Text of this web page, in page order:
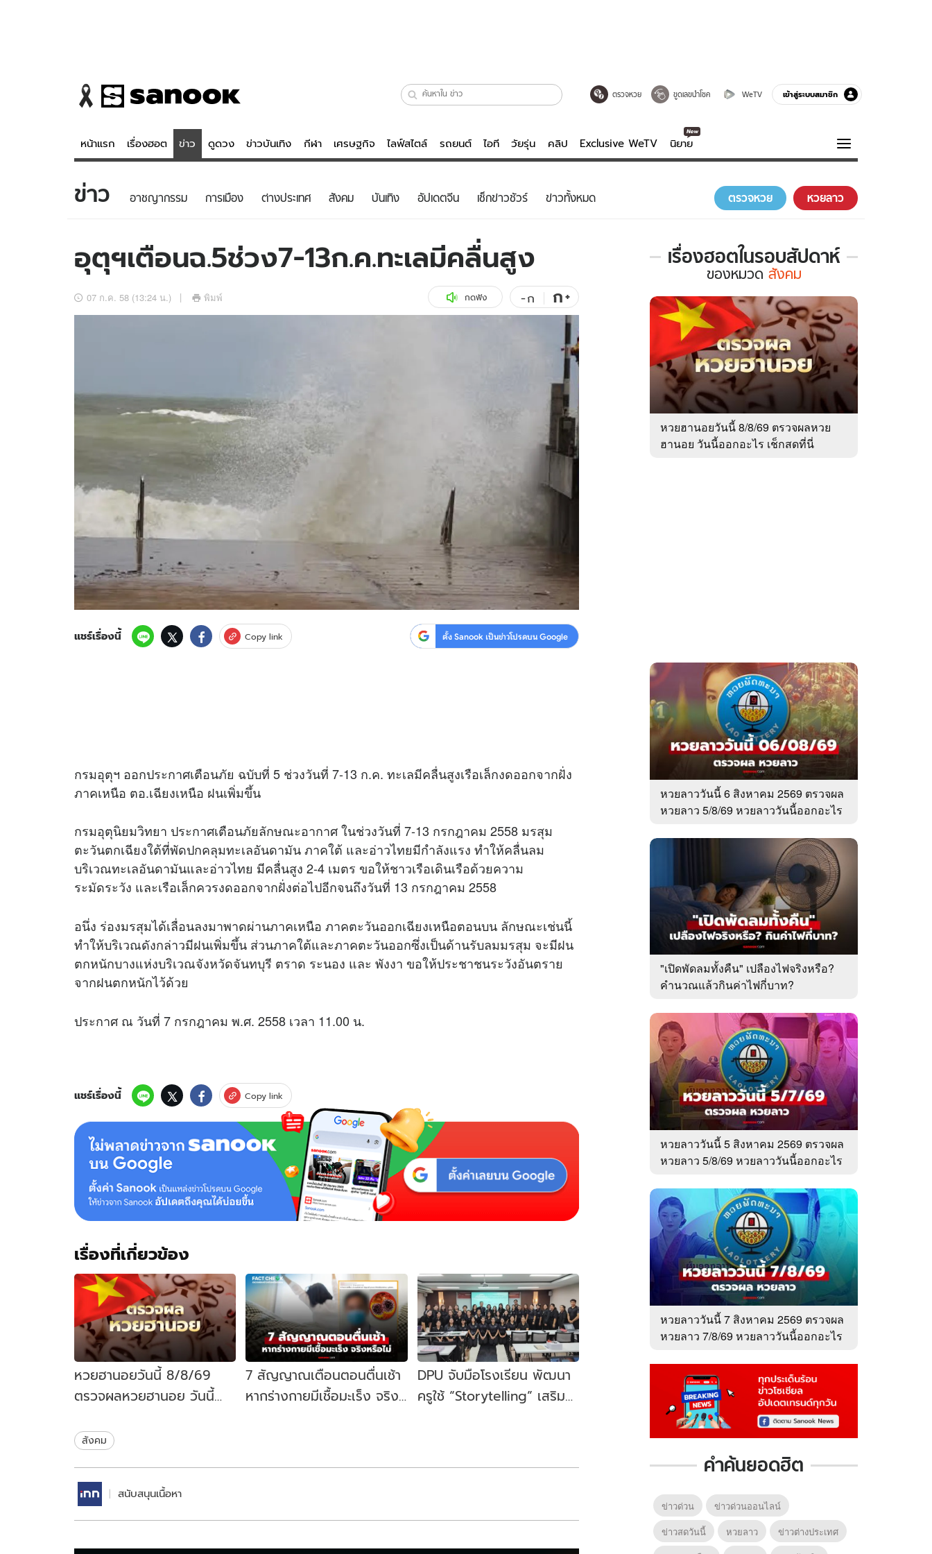
ตรวจหวย ขูดเลขนำโชค WeTV เข้าสู่ระบบสมาชิก
หน้าแรก เรื่องฮอต ข่าว ดูดวง ข่าวบันเทิง กีฬา เศรษฐกิจ ไลฟ์สไตล์ รถยนต์ ไอที วัยรุ่น คลิป Exclusive WeTV นิยาย
ข่าว
ข่าวบันเทิง
ดูดวง - ตรวจหวย
สถิติหวยไทย
ไลฟ์สไตล์
วัยรุ่น
รถยนต์
บันเทิงครบรส
คลิป
พอดแคสต์
ดูทีวี
WeTV
Exclusive WeTV
นิยาย
ความรู้รอบตัว
ฮาวทู
ดาวน์โหลดสนุกแอปฟรี ติดตามสนุกโซเชียลได้ที่
สงวนลิขสิทธิ์ © 2569 บริษัท อิมเมจ ฟิวเจอร์ (ประเทศไทย) จำกัด
ข่าว อาชญากรรม การเมือง ต่างประเทศ สังคม บันเทิง อัปเดตจีน เช็กข่าวชัวร์ ข่าวทั้งหมด ตรวจหวย หวยลาว
อุตุฯเตือนฉ.5ช่วง7-13ก.ค.ทะเลมีคลื่นสูง
07 ก.ค. 58 (13:24 น.) พิมพ์ กดฟัง -ก ก+
แชร์เรื่องนี้ Copy link ตั้ง Sanook เป็นข่าวโปรดบน Google
กรมอุตุฯ ออกประกาศเตือนภัย ฉบับที่ 5 ช่วงวันที่ 7-13 ก.ค. ทะเลมีคลื่นสูงเรือเล็กงดออกจากฝั่ง
ภาคเหนือ ตอ.เฉียงเหนือ ฝนเพิ่มขึ้น
กรมอุตุนิยมวิทยา ประกาศเตือนภัยลักษณะอากาศ ในช่วงวันที่ 7-13 กรกฎาคม 2558 มรสุม
ตะวันตกเฉียงใต้ที่พัดปกคลุมทะเลอันดามัน ภาคใต้ และอ่าวไทยมีกำลังแรง ทำให้คลื่นลม
บริเวณทะเลอันดามันและอ่าวไทย มีคลื่นสูง 2-4 เมตร ขอให้ชาวเรือเดินเรือด้วยความ
ระมัดระวัง และเรือเล็กควรงดออกจากฝั่งต่อไปอีกจนถึงวันที่ 13 กรกฎาคม 2558
อนึ่ง ร่องมรสุมได้เลื่อนลงมาพาดผ่านภาคเหนือ ภาคตะวันออกเฉียงเหนือตอนบน ลักษณะเช่นนี้
ทำให้บริเวณดังกล่าวมีฝนเพิ่มขึ้น ส่วนภาคใต้และภาคตะวันออกซึ่งเป็นด้านรับลมมรสุม จะมีฝน
ตกหนักบางแห่งบริเวณจังหวัดจันทบุรี ตราด ระนอง และ พังงา ขอให้ประชาชนระวังอันตราย
จากฝนตกหนักไว้ด้วย
ประกาศ ณ วันที่ 7 กรกฎาคม พ.ศ. 2558 เวลา 11.00 น.
แชร์เรื่องนี้ Copy link
เรื่องที่เกี่ยวข้อง
หวยฮานอยวันนี้ 8/8/69
ตรวจผลหวยฮานอย วันนี้
7 สัญญาณเตือนตอนตื่นเช้า
หากร่างกายมีเชื้อมะเร็ง จริง
DPU จับมือโรงเรียน พัฒนา
ครูใช้ “Storytelling” เสริม
สังคม
สนับสนุนเนื้อหา
เรื่องฮอตในรอบสัปดาห์
เรื่อง
ใน
รอบ
สัปดาห์
หมวด
สังคม
ของหมวด สังคม
หวยฮานอยวันนี้ 8/8/69 ตรวจผลหวย
ฮานอย วันนี้ออกอะไร เช็กสดที่นี่
หวยลาววันนี้ 6 สิงหาคม 2569 ตรวจผล
หวยลาว 5/8/69 หวยลาววันนี้ออกอะไร
"เปิดพัดลมทั้งคืน" เปลืองไฟจริงหรือ?
คำนวณแล้วกินค่าไฟกี่บาท?
หวยลาววันนี้ 5 สิงหาคม 2569 ตรวจผล
หวยลาว 5/8/69 หวยลาววันนี้ออกอะไร
หวยลาววันนี้ 7 สิงหาคม 2569 ตรวจผล
หวยลาว 7/8/69 หวยลาววันนี้ออกอะไร
คำค้นยอดฮิต
ข่าวด่วน
ข่าวด่วนออนไลน์
ข่าวสดวันนี้
หวยลาว
ข่าวต่างประเทศ